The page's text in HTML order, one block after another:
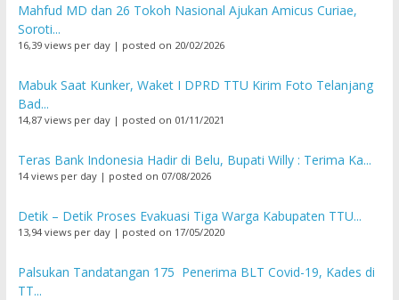
Mahfud MD dan 26 Tokoh Nasional Ajukan Amicus Curiae,
Soroti...
16,39 views per day| posted on 20/02/2026
Mabuk Saat Kunker, Waket I DPRD TTU Kirim Foto Telanjang
Bad...
14,87 views per day| posted on 01/11/2021
Teras Bank Indonesia Hadir di Belu, Bupati Willy : Terima Ka...
14 views per day| posted on 07/08/2026
Detik – Detik Proses Evakuasi Tiga Warga Kabupaten TTU...
13,94 views per day| posted on 17/05/2020
Palsukan Tandatangan 175 Penerima BLT Covid-19, Kades di
TT...